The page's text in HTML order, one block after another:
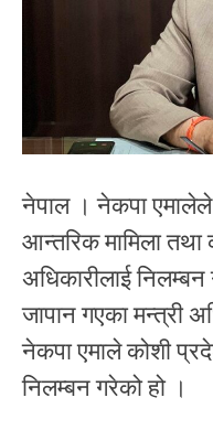
नेपाल । नेकपा एमालेले
आन्तरिक मामिला तथा
अधिकारीलाई निलम्बन
जापान गएका मन्त्री
नेकपा एमाले कोशी
निलम्बन गरेको हो ।